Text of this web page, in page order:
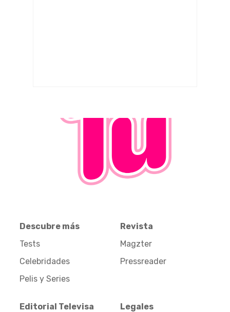
Descubre más
Tests
Celebridades
Pelis y Series
Revista
Magzter
Pressreader
Editorial Televisa
Legales